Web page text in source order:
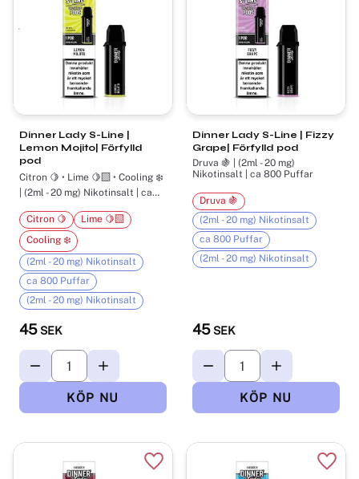
Dinner Lady S-Line |
Lemon Mojito| Förfylld
pod
Citron 🍋 • Lime 🍋‍🟩 • Cooling ❄️
| (2ml - 20 mg) Nikotinsalt | ca
45 SEK
Citron 🍋
Lime 🍋‍🟩
Cooling ❄️
(2ml - 20 mg) Nikotinsalt
ca 800 Puffar
(2ml - 20 mg) Nikotinsalt
Dinner Lady S-Line | Fizzy
Grape| Förfylld pod
Druva 🍇 | (2ml - 20 mg)
Nikotinsalt | ca 800 Puffar
45 SEK
Druva 🍇
(2ml - 20 mg) Nikotinsalt
ca 800 Puffar
(2ml - 20 mg) Nikotinsalt
Lägg till i favoriter